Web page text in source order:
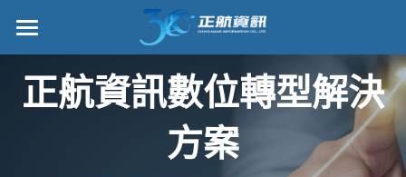
正航首頁
數位轉型
正航資訊數位轉型解決
方案
部落格分類
所有博客分類